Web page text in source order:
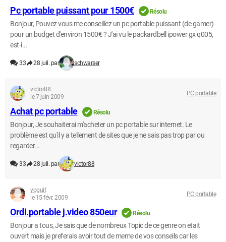
Pc portable puissant pour 1500€ Résolu
Bonjour, Pouvez vous me conseillez un pc portable puissant (de gamer)
pour un budget d'environ 1500€ ? J'ai vu le packardbell ipower gx q005,
est-i...
33 28 juil. par schwarser
victor88
le 7 juin 2009
PC portable
Achat pc portable Résolu
Bonjour, Je souhaiterai m'acheter un pc portable sur internet. Le
problème est qu'il y a tellement de sites que je ne sais pas trop par ou
regarder...
33 28 juil. par victor88
yoguit
le 15 févr. 2009
PC portable
Ordi.portable j.video 850eur Résolu
Bonjour a tous, Je sais que de nombreux Topic de ce genre on etait
ouvert mais je preferais avoir tout de meme de vos conseils car les